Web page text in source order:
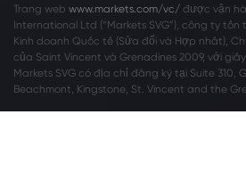
Trang web www.markets.com/vc/ được vận
International Ltd (“Markets SVG”), công ty tồn
Kinh doanh Quốc tế (Sửa đổi và Hợp nhất),
của Saint Vincent và Grenadines 2009, với
Markets SVG có địa chỉ đăng ký tại Suite 310,
Beachmont, Kingstone, St. Vincent and the